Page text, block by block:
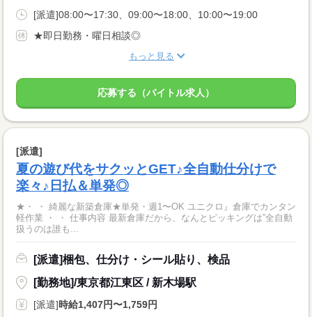
[派遣]08:00〜17:30、09:00〜18:00、10:00〜19:00
★即日勤務・曜日相談◎
もっと見る
応募する（バイトル求人）
[派遣]
夏の遊び代をサクッとGET♪全自動仕分けで
楽々♪日払＆単発◎
★・ ・ 綺麗な新築倉庫★単発・週1〜OK ユニクロ』倉庫でカンタン
軽作業 ・ ・ 仕事内容 最新倉庫だから、なんとピッキングは”全自動
扱うのは誰も...
[派遣]梱包、仕分け・シール貼り、検品
[勤務地]/東京都江東区 / 新木場駅
[派遣]時給1,407円〜1,759円